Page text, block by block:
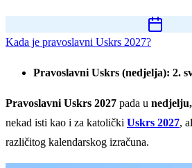
Kada je pravoslavni Uskrs 2027?
Pravoslavni Uskrs (nedjelja): 2.
Pravoslavni Uskrs 2027 pada u
nekad isti kao i za katolički Uskrs 2027,
različitog kalendarskog izračuna.